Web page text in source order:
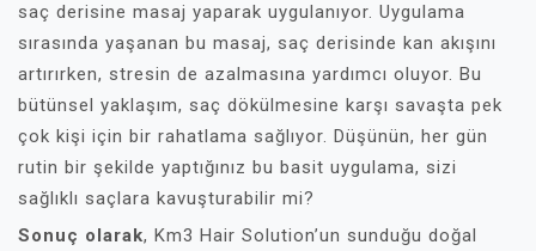
saç derisine masaj yaparak uygulanıyor. Uygulama
sırasında yaşanan bu masaj, saç derisinde kan akışını
artırırken, stresin de azalmasına yardımcı oluyor. Bu
bütünsel yaklaşım, saç dökülmesine karşı savaşta pek
çok kişi için bir rahatlama sağlıyor. Düşünün, her gün
rutin bir şekilde yaptığınız bu basit uygulama, sizi
sağlıklı saçlara kavuşturabilir mi?
Sonuç olarak, Km3 Hair Solution’un sunduğu doğal